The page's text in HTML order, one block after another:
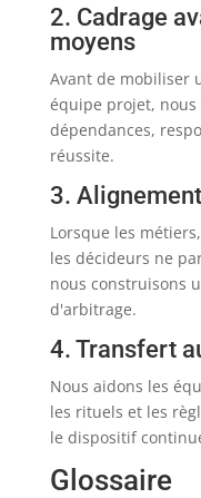
2. Cadrage
moyens
Avant de mobiliser
équipe projet,
dépendances,
réussite.
3.
Lorsque les
les décideurs ne
nous construisons
d'arbitrage.
4. Transfert
Nous aidons les
les rituels et les
le dispositif
Glossaire